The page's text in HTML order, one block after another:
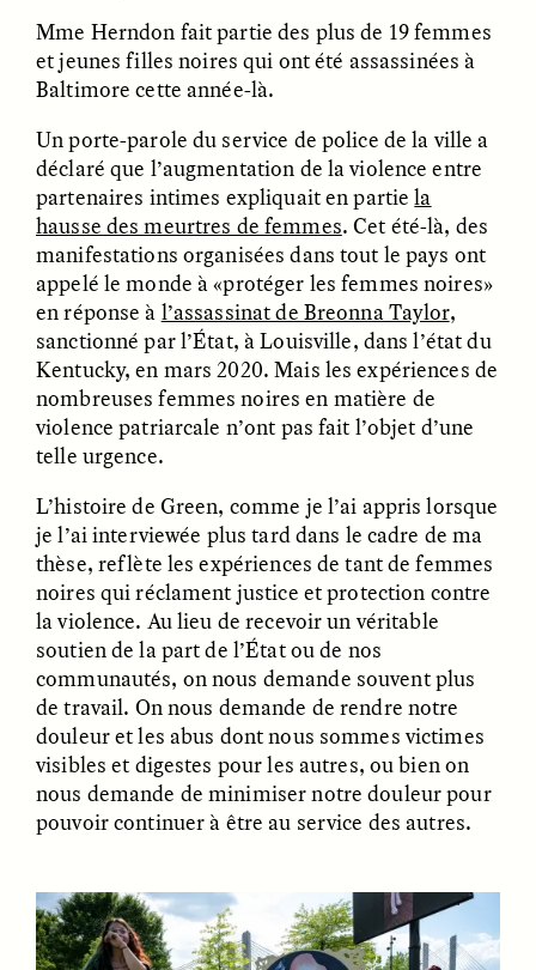
The Day I Heard My
Mother’s Accent
DIANE DUCLOS
The Myth of “Risk-
Free” Gold
GISELLE FIGUEROA DE LA OSSA
ESSAY /MATERIAL WORLD
El mito del oro “libre de
riesgo”
GISELLE FIGUEROA DE LA OSSA
ESSAY /MATERIAL WORLD
Le mythe de l’or « sans
risque »
GISELLE FIGUEROA DE LA OSSA
ESSAY / MATERIAL WORLD ESSAY /FIELD NOTES
Mme Herndon fait partie des plus de 19 femmes
et jeunes filles noires qui ont été assassinées à
Baltimore cette année-là.
Un porte-parole du service de police de la ville a
déclaré que l’augmentation de la violence entre
partenaires intimes expliquait en partiela
hausse des meurtres de femmes. Cet été-là, des
manifestations organisées dans tout le pays ont
appelé le monde à «protéger les femmes noires»
en réponse à l’assassinat de Breonna Taylor,
sanctionné par l’État, à Louisville, dans l’état du
Kentucky, en mars 2020. Mais les expériences de
nombreuses femmes noires en matière de
violence patriarcale n’ont pas fait l’objet d’une
telle urgence.
L’histoire de Green, comme je l’ai appris lorsque
je l’ai interviewée plus tard dans le cadre de ma
thèse, reflète les expériences de tant de femmes
noires qui réclament justice et protection contre
la violence. Au lieu de recevoir un véritable
soutien de la part de l’État ou de nos
communautés, on nous demande souvent plus
de travail. On nous demande de rendre notre
douleur et les abus dont nous sommes victimes
visibles et digestes pour les autres, ou bien on
nous demande de minimiser notre douleur pour
pouvoir continuer à être au service des autres.